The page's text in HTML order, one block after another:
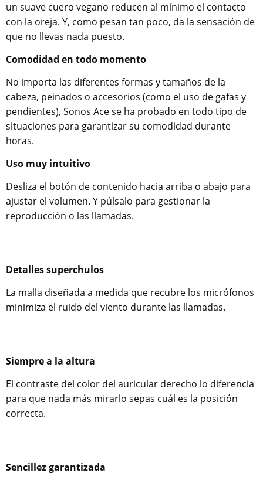
un suave cuero vegano reducen al mínimo el contacto
con la oreja. Y, como pesan tan poco, da la sensación de
que no llevas nada puesto.
Comodidad en todo momento
No importa las diferentes formas y tamaños de la
cabeza, peinados o accesorios (como el uso de gafas y
pendientes), Sonos Ace se ha probado en todo tipo de
situaciones para garantizar su comodidad durante
horas.
Uso muy intuitivo
Desliza el botón de contenido hacia arriba o abajo para
ajustar el volumen. Y púlsalo para gestionar la
reproducción o las llamadas.
Detalles superchulos
La malla diseñada a medida que recubre los micrófonos
minimiza el ruido del viento durante las llamadas.
Siempre a la altura
El contraste del color del auricular derecho lo diferencia
para que nada más mirarlo sepas cuál es la posición
correcta.
Sencillez garantizada